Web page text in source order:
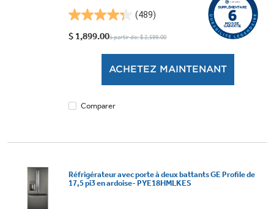
(489)
4.3
étoile(s)
$ 1,899.00à partir de: $ 2,599.00
ACHETEZ MAINTENANT
Comparer
Réfrigérateur avec porte à deux battants GE Profile de
17,5 pi3 en ardoise- PYE18HMLKES